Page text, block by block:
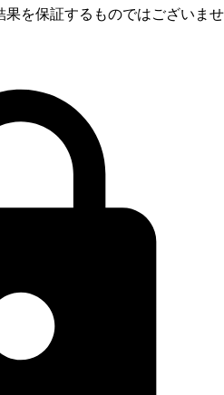
を保証するものではございませ